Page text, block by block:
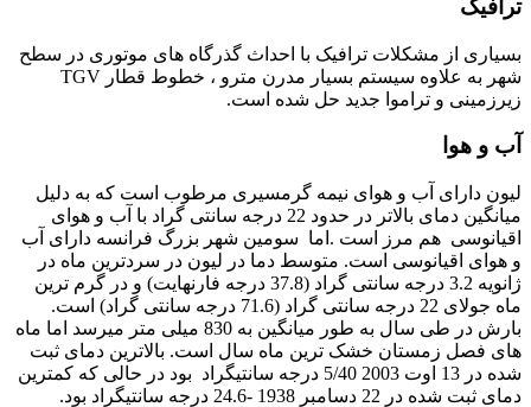
از مشکلات ترافیک با احداث گذرگاه های موتوری در سطح
شهر به علاوه سیستم بسیار مدرن مترو ، خطوط قطار TGV
و تراموا جدید حل شده است.
هوا
دارای آب و هوای نیمه گرمسیری مرطوب است که به دلیل
میانگین دمای بالاتر در حدود 22 درجه سانتی گراد با آب و هوای
هم مرز است .اما سومین شهر بزرگ فرانسه دارای آب
اقیانوسی است. متوسط ​​دما در لیون در سردترین ماه در
ژانویه 3.2 درجه سانتی گراد (37.8 درجه فارنهایت) و در گرم ترین
ماه جولای 22 درجه سانتی گراد (71.6 درجه سانتی گراد) است.
بارش در طی سال به طور میانگین به 830 میلی متر میرسد اما ماه
فصل زمستان خشک ترین ماه سال است. بالاترین دمای ثبت
شده در 13 اوت 2003 5/40 درجه سانتیگراد بود در حالی که کمترین
در 22 دسامبر 1938 -24.6 درجه سانتیگراد بود.